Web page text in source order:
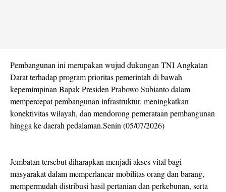
Pembangunan ini merupakan wujud dukungan TNI Angkatan
Darat terhadap program prioritas pemerintah di bawah
kepemimpinan Bapak Presiden Prabowo Subianto dalam
mempercepat pembangunan infrastruktur, meningkatkan
konektivitas wilayah, dan mendorong pemerataan pembangunan
hingga ke daerah pedalaman.Senin (05/07/2026)
Jembatan tersebut diharapkan menjadi akses vital bagi
masyarakat dalam memperlancar mobilitas orang dan barang,
mempermudah distribusi hasil pertanian dan perkebunan, serta